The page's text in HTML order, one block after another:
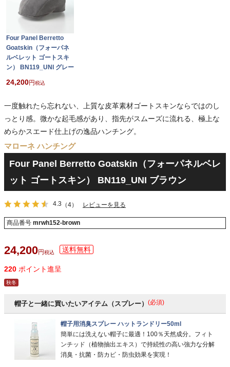
Four Panel Berretto
Goatskin（フォーパネ
ルベレット ゴートスキ
ン） BN119_UNI グレー
24,200 税込
一度触れたら忘れない、上質な皮革素材ゴートスキンならではのし
っとり感。微かな起毛感があり、指先がスムーズに流れる、極上な
めらかスエード仕上げの逸品ハンチング。
マローネ ハンチング
Four Panel Berretto Goatskin（フォーパネルベレ
ット ゴートスキン） BN119_UNI ブラウン
4.3 （4） レビューを見る
商品番号 mrwh152-brown
24,200 税込
220 ポイント進呈
秋冬
帽子と一緒に買いたいアイテム（スプレー） (必須)
帽子用消臭スプレー ハットランドリー50ml
簡単には洗えない帽子に最適！100％天然成分。フィト
ンチッド（植物抽出エキス）で持続性の高い強力な分解
消臭・抗菌・防カビ・防虫効果を実現！